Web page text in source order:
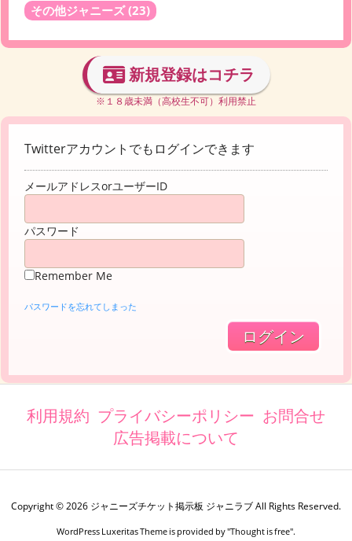
その他ジャニーズ(23)
新規登録はコチラ
※１８歳未満（高校生不可）利用禁止
Twitterアカウントでもログインできます
メールアドレスorユーザーID
パスワード
Remember Me
パスワードを忘れてしまった
利用規約 プライバシーポリシー お問合せ
広告掲載について
Copyright ©2026 ジャニーズチケット掲示板 ジャニラブAll Rights Reserved.
WordPress Luxeritas Theme is provided by "Thought is free".